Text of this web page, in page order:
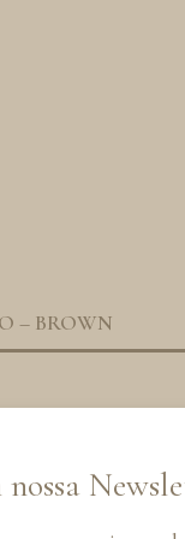
– BROWN
nossa